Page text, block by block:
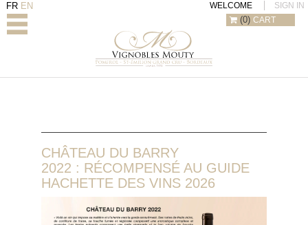
(0) CART
FR EN
OUR
CONTACT
WELCOME SIGN IN
CHÂTEAU DU BARRY
2022 : RÉCOMPENSÉ AU GUIDE
HACHETTE DES VINS 2026